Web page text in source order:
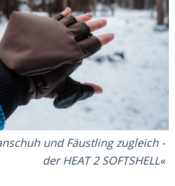
und Fäustling zugleich -
der HEAT 2 SOFTSHELL